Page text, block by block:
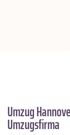
Umzug
Umzugsfirma